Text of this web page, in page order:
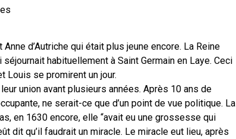
d’Autriche qui était plus jeune encore. La Reine
habituellement à Saint Germain en Laye. Ceci
Louis se promirent un jour.
union avant plusieurs années. Après 10 ans de
ne serait-ce que d’un point de vue politique. La
en 1630 encore, elle “avait eu une grossesse qui
dit qu’il faudrait un miracle. Le miracle eut lieu, après